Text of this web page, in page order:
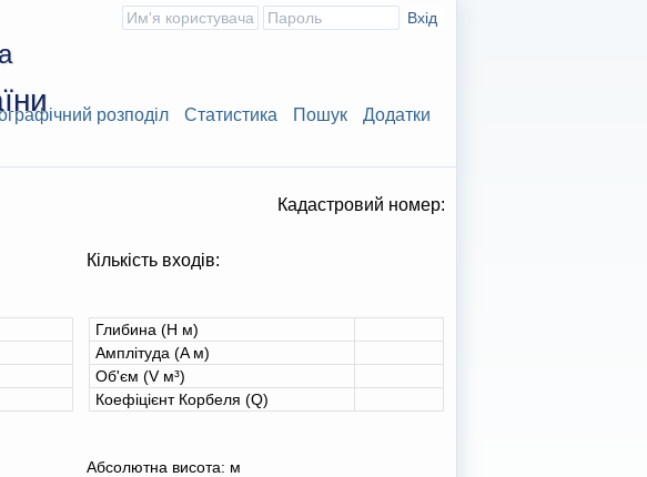
розподіл Статистика Пошук Додатки
Кадастровий номер:
Кількість входів:
Глибина (H м)
Амплітуда (A м)
Об'єм (V м³)
Коефіцієнт Корбеля (Q)
Абсолютна висота: м